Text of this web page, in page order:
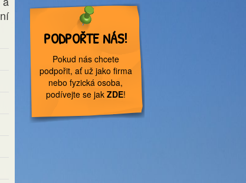
PODPOŘTE NÁS!
Pokud nás chcete
podpořit, ať už jako firma
nebo fyzická osoba,
podívejte se jak ZDE!